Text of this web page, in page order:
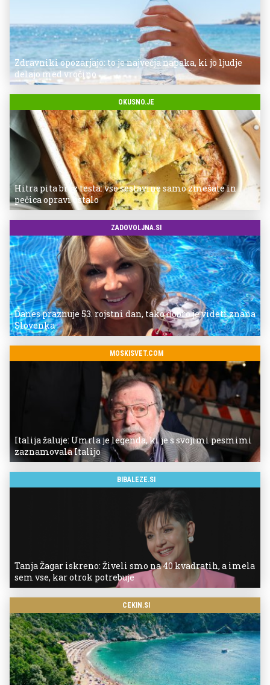
Zdravniki opozarjajo: to je največja napaka, ki jo ljudje
delajo med vročino
OKUSNO.JE
Hitra pita brez testa: vse sestavine samo zmešate in
pečica opravi ostalo
ZADOVOLJNA.SI
Danes praznuje 53. rojstni dan, tako dobro je videti znana
Slovenka
MOSKISVET.COM
Italija žaluje: Umrla je legenda, ki je s svojimi pesmimi
zaznamovala Italijo
BIBALEZE.SI
Tanja Žagar iskreno: Živeli smo na 40 kvadratih, a imela
sem vse, kar otrok potrebuje
CEKIN.SI